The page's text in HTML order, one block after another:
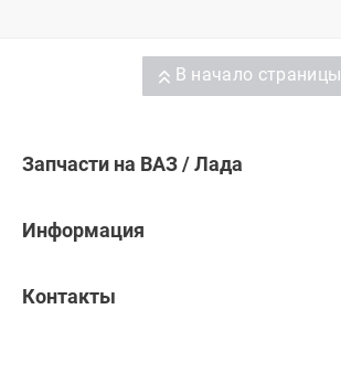
В начало страницы
Запчасти на ВАЗ / Лада
Информация
Контакты